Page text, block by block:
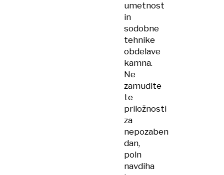
umetnost
in
sodobne
tehnike
obdelave
kamna.
Ne
zamudite
te
priložnosti
za
nepozaben
dan,
poln
navdiha